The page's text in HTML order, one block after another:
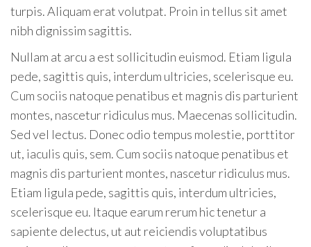
turpis. Aliquam erat volutpat. Proin in tellus sit amet
nibh dignissim sagittis.
Nullam at arcu a est sollicitudin euismod. Etiam ligula
pede, sagittis quis, interdum ultricies, scelerisque eu.
Cum sociis natoque penatibus et magnis dis parturient
montes, nascetur ridiculus mus. Maecenas sollicitudin.
Sed vel lectus. Donec odio tempus molestie, porttitor
ut, iaculis quis, sem. Cum sociis natoque penatibus et
magnis dis parturient montes, nascetur ridiculus mus.
Etiam ligula pede, sagittis quis, interdum ultricies,
scelerisque eu. Itaque earum rerum hic tenetur a
sapiente delectus, ut aut reiciendis voluptatibus